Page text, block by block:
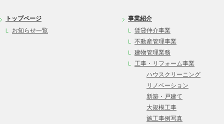
トップページ
お知らせ一覧
事業紹介
賃貸仲介事業
不動産管理事業
建物管理業務
工事・リフォーム事業
ハウスクリーニング
リノベーション
新築・戸建て
大規模工事
施工事例写真